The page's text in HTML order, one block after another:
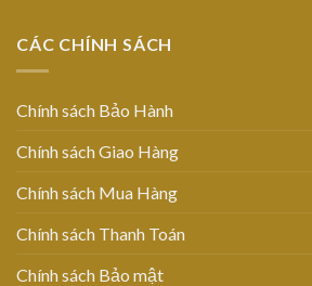
CÁC CHÍNH SÁCH
Chính sách Bảo Hành
Chính sách Giao Hàng
Chính sách Mua Hàng
Chính sách Thanh Toán
Chính sách Bảo mật